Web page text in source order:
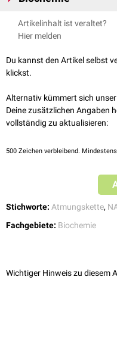
Der systematische Name der
Oxidoreduktase (B-spezifisch).
entscheidende Rolle beim
Cofaktor
.
Aus dem Protonengradienten
Transhydrogenase eine
NADHaufNADP . Ebenso wird
Glutathionreduktase ) benötigt.
transportiert werden, daher
gebildet werden. Hier kommt
Hydridion
von NADH auf NADP
dem Intermembranraum
nur dann NADPH synthetisiert
Artikelinhalt ist veraltet?
Hier melden
Du kannst den Artikel selbst
klickst.
Alternativ kümmert sich
Deine zusätzlichen Angaben
vollständig zu aktualisieren:
500 Zeichen verbleibend.
Stichworte: Atmungskette,
Fachgebiete: Biochemie
Wichtiger Hinweis zu diesem